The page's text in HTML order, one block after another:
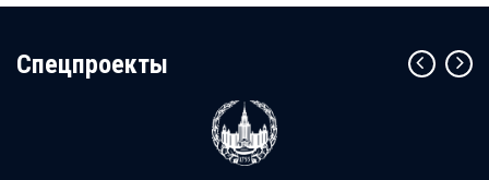
Cпецпроекты